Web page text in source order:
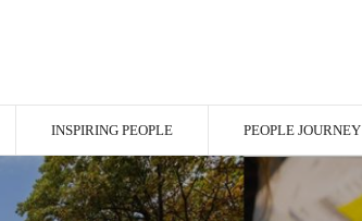
INSPIRING PEOPLE PEOPLE JOURNEY